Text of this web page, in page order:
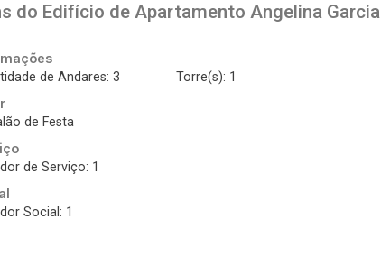
do Edifício de Apartamento Angelina Garcia
de Andares: 3
Torre(s): 1
de Festa
de Serviço: 1
Social: 1